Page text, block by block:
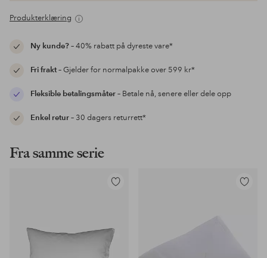
Produkterklæring
Ny kunde?– 40% rabatt på dyreste vare*
Fri frakt– Gjelder for normalpakke over 599 kr*
Fleksible betalingsmåter– Betale nå, senere eller dele opp
Enkel retur– 30 dagers returrett*
Fra samme serie
Legg
Legg